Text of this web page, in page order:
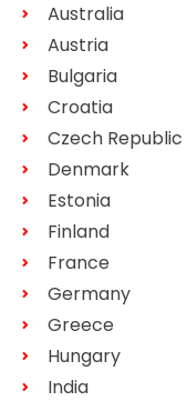
Australia
Austria
Bulgaria
Croatia
Czech Republic
Denmark
Estonia
Finland
France
Germany
Greece
Hungary
India